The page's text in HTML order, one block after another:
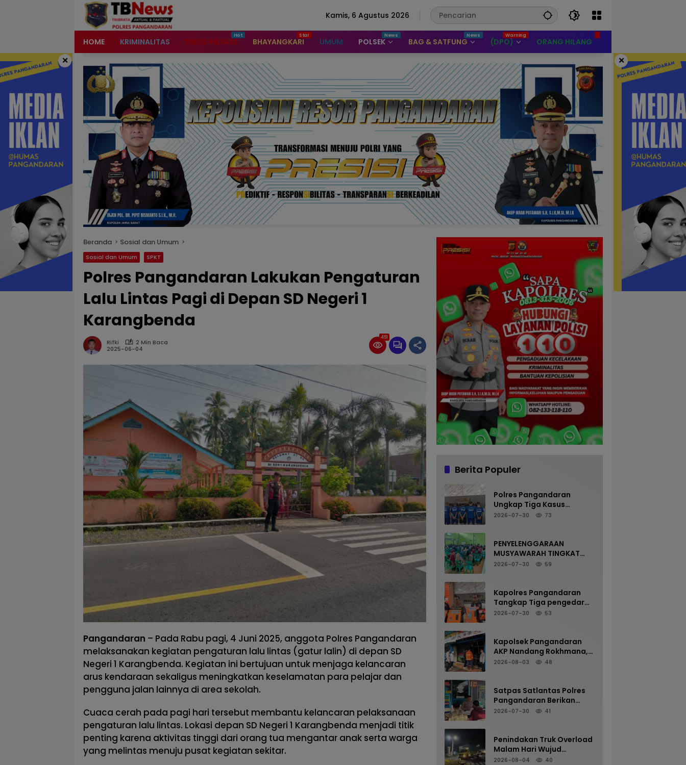
Kamis, 6 Agustus 2026
HOME KRIMINALITAS PRESS RELEASE BHAYANGKARI UMUM POLSEK BAG & SATFUNG (DPO) ORANG HILANG
× ×
Beranda Sosial dan Umum
Sosial dan Umum SPKT
Polres Pangandaran Lakukan Pengaturan
Lalu Lintas Pagi di Depan SD Negeri 1
Karangbenda
Rifki
2 Min Baca
2025-06-04
451
Pangandaran – Pada Rabu pagi, 4 Juni 2025, anggota Polres Pangandaran
melaksanakan kegiatan pengaturan lalu lintas (gatur lalin) di depan SD
Negeri 1 Karangbenda. Kegiatan ini bertujuan untuk menjaga kelancaran
arus kendaraan sekaligus meningkatkan keselamatan para pelajar dan
pengguna jalan lainnya di area sekolah.
Cuaca cerah pada pagi hari tersebut membantu kelancaran pelaksanaan
pengaturan lalu lintas. Lokasi depan SD Negeri 1 Karangbenda menjadi titik
penting karena aktivitas tinggi dari orang tua mengantar anak serta warga
yang melintas menuju pusat kegiatan sekitar.
Berita Populer
Polres Pangandaran
Ungkap Tiga Kasus
Kekerasan Seksual
2026-07-30 73
PENYELENGGARAAN
MUSYAWARAH TINGKAT
DESA JAYASARI DAN
BERLANGSUNG AMAN DAN
LANCAR
2026-07-30 59
Kapolres Pangandaran
Tangkap Tiga pengedar
Kasus Narkotika, Tiga
2026-07-30 53
Kapolsek Pangandaran
AKP Nandang Rokhmana,
S.H., M.H. Bersama
2026-08-03 48
Satpas Satlantas Polres
Pangandaran Berikan
Pelayanan Prima melalui
dan Humanis
2026-07-30 41
Penindakan Truk Overload
Malam Hari Wujud
Komitmen Satlantas
2026-08-04 40